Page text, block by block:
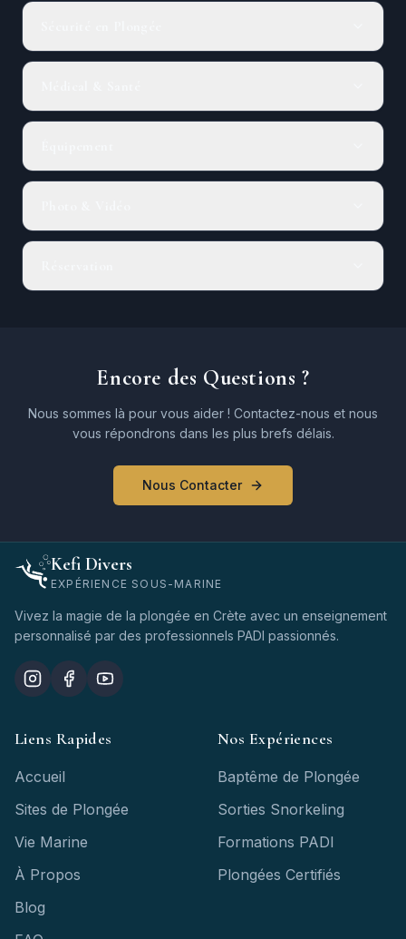
Encore des Questions ?
Nous sommes là pour vous aider ! Contactez-nous et nous
vous répondrons dans les plus brefs délais.
Nous Contacter
Kefi Divers
EXPÉRIENCE SOUS-MARINE
Vivez la magie de la plongée en Crète avec un enseignement
personnalisé par des professionnels PADI passionnés.
Liens Rapides
Accueil
Sites de Plongée
Vie Marine
À Propos
Blog
Nos Expériences
Baptême de Plongée
Sorties Snorkeling
Formations PADI
Plongées Certifiés